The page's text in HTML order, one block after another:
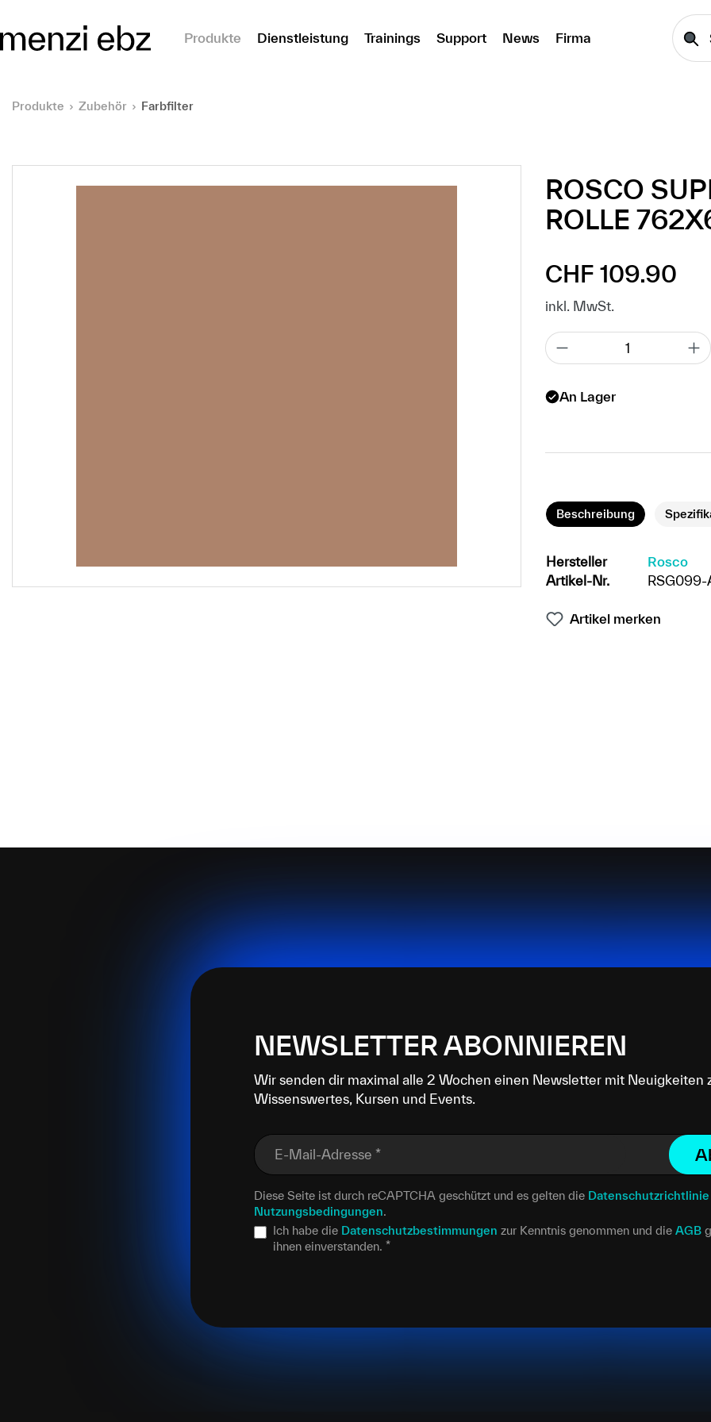
Produkte
Dienstleistung Trainings Support News Firma
Produkte Zubehör Farbfilter
ROSCO
ROLLE
Regulärer Preis:
CHF 109.90
inkl. MwSt.
An Lager
Beschreibung
Hersteller
Rosco
Artikel-Nr.
RSG099-
Artikel merken
NEWSLETTER ABONNIEREN
Wir senden dir maximal alle 2 Wochen einen Newsletter mit Neuigkeiten
Wissenswertes, Kursen und Events.
E-Mail-Adresse *
Diese Seite ist durch reCAPTCHA geschützt und es gelten die Datenschutzrichtlinie
Nutzungsbedingungen.
Ich habe die Datenschutzbestimmungen zur Kenntnis genommen und die AGB
ihnen einverstanden. *